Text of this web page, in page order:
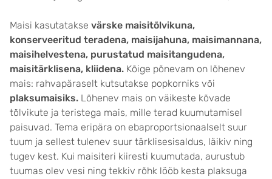
Maisi kasutatakse värske maisitõlvikuna,
konserveeritud teradena, maisijahuna, maisimannana,
maisihelvestena, purustatud maisitangudena,
maisitärklisena, kliidena. Kõige põnevam on lõhenev
mais: rahvapäraselt kutsutakse popkorniks või
plaksumaisiks. Lõhenev mais on väikeste kõvade
tõlvikute ja teristega mais, mille terad kuumutamisel
paisuvad. Tema eripära on ebaproportsionaalselt suur
tuum ja sellest tulenev suur tärklisesisaldus, läikiv ning
tugev kest. Kui maisiteri kiiresti kuumutada, aurustub
tuumas olev vesi ning tekkiv rõhk lööb kesta plaksuga